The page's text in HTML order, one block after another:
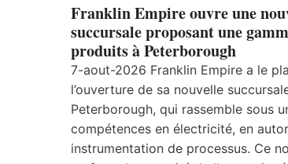
Franklin Empire ouvre une
succursale proposant une
produits à Peterborough
7-aout-2026 Franklin Empire a le
l’ouverture de sa nouvelle
Peterborough, qui rassemble sous
compétences en électricité, en
instrumentation de processus. Ce